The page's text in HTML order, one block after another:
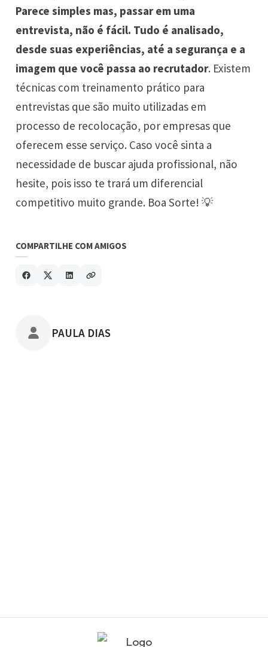
Parece simples mas, passar em uma
entrevista, não é fácil. Tudo é analisado,
desde suas experiências, até a segurança e a
imagem que você passa ao recrutador. Existem
técnicas com treinamento prático para
entrevistas que são muito utilizadas em
processo de recolocação, por empresas que
oferecem esse serviço. Caso você sinta a
necessidade de buscar ajuda profissional, não
hesite, pois isso te trará um diferencial
competitivo muito grande. Boa Sorte! 💡
COMPARTILHE COM AMIGOS
POSTADO POR
PAULA DIAS